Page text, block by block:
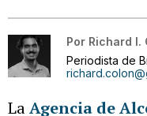
Por Richard I.
Periodista de
LaAgencia de